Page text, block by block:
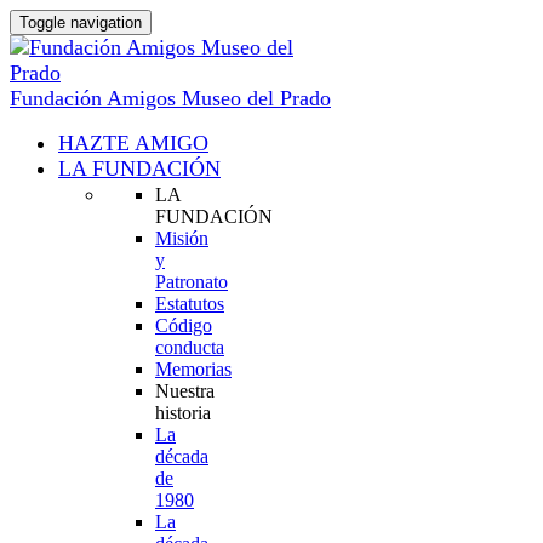
Toggle navigation
Fundación Amigos Museo del Prado
HAZTE AMIGO
LA FUNDACIÓN
LA
FUNDACIÓN
Misión
y
Patronato
Estatutos
Código
conducta
Memorias
Nuestra
historia
La
década
de
1980
La